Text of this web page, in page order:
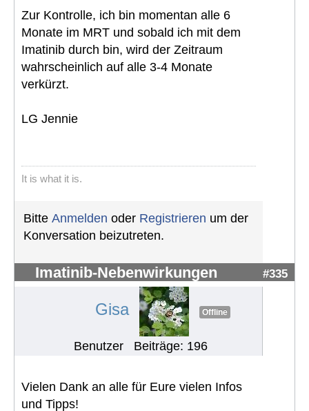
Zur Kontrolle, ich bin momentan alle 6
Monate im MRT und sobald ich mit dem
Imatinib durch bin, wird der Zeitraum
wahrscheinlich auf alle 3-4 Monate
verkürzt.
LG Jennie
It is what it is.
Bitte Anmelden oder Registrieren um der
Konversation beizutreten.
Imatinib-Nebenwirkungen #335
Gisa Offline
Benutzer Beiträge: 196
Vielen Dank an alle für Eure vielen Infos
und Tipps!